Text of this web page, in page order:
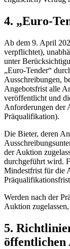
4. „Euro-
Ab dem 9. April
verpflichtet),
unter
„Euro-Tender“
Ausschreibungen,
Angebotsfrist alle
veröffentlicht und
Anforderungen der
Präqualifikation).
Die Bieter, deren
der Auktion
durchgeführt wird.
Mindestfrist für die
Werden nach der
Auktion
5.
öffentlichen